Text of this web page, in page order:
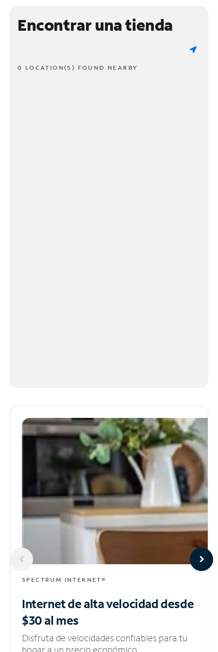
Encontrar una tienda
0 LOCATION(S) FOUND NEARBY
SPECTRUM INTERNET®
Internet de alta velocidaddesde
$30 al mes
Disfruta de velocidades confiables para tu
hogar a un precio económico.